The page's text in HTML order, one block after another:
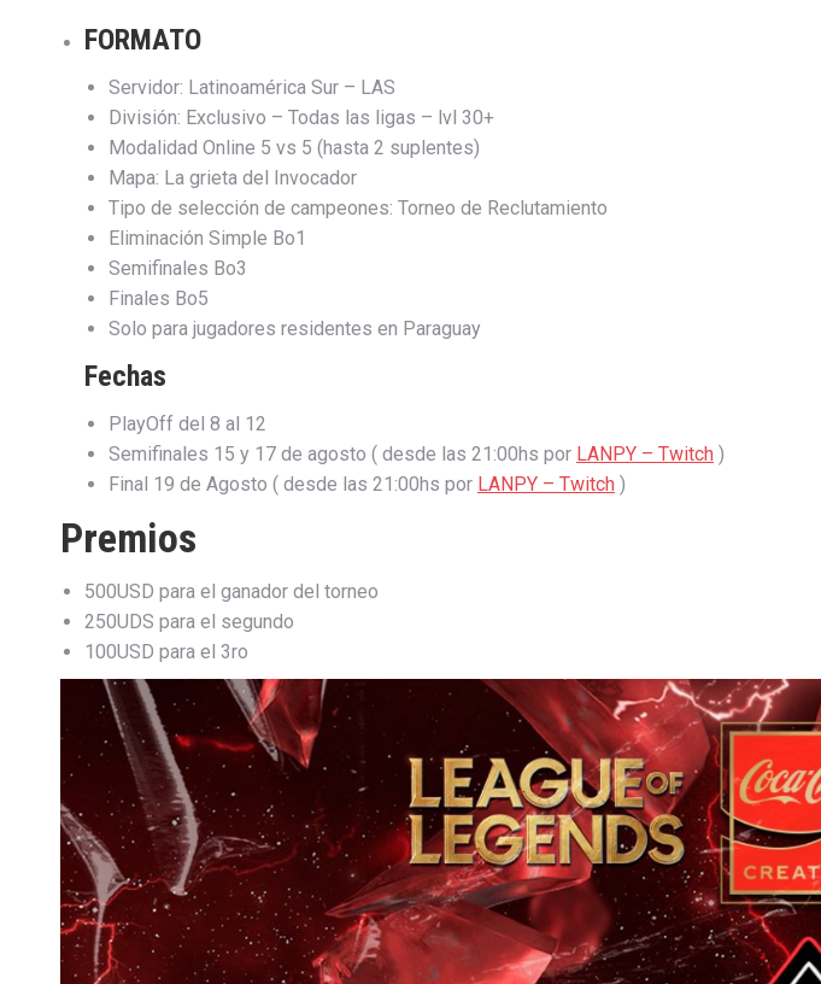
FORMATO
Servidor: Latinoamérica Sur – LAS
División: Exclusivo – Todas las ligas – lvl 30+
Modalidad Online 5 vs 5 (hasta 2 suplentes)
Mapa: La grieta del Invocador
Tipo de selección de campeones: Torneo de Reclutamiento
Eliminación Simple Bo1
Semifinales Bo3
Finales Bo5
Solo para jugadores residentes en Paraguay
Fechas
PlayOff del 8 al 12
Semifinales 15 y 17 de agosto ( desde las 21:00hs por LANPY – Twitch )
Final 19 de Agosto ( desde las 21:00hs por LANPY – Twitch )
Premios
500USD para el ganador del torneo
250UDS para el segundo
100USD para el 3ro